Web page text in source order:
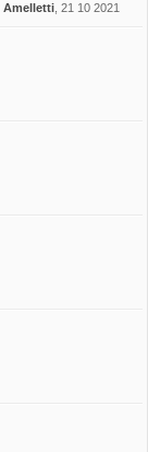
Amelletti , 21 10 2021